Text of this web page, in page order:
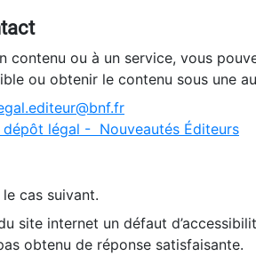
contenu ou à un service, vous
ou obtenir le contenu sous une
légal - Nouveautés Éditeurs
cas suivant.
site internet un défaut
obtenu de réponse satisfaisante.